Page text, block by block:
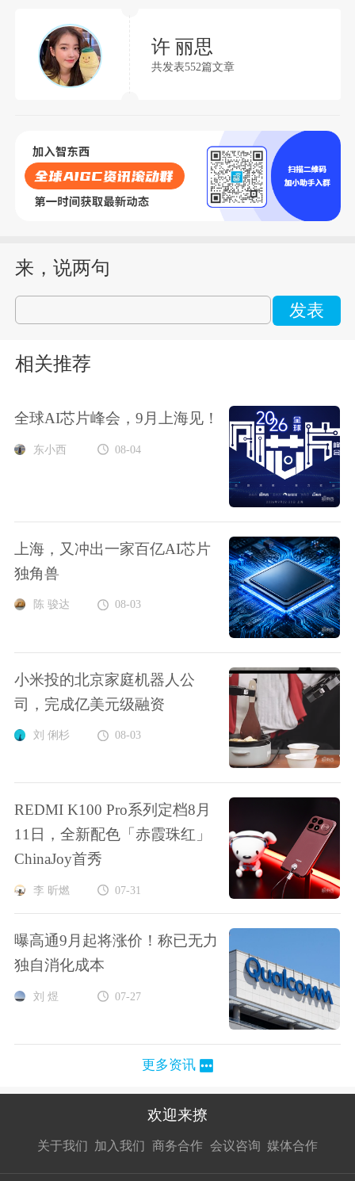
许 丽思
共发表552篇文章
来，说两句
发表
相关推荐
全球AI芯片峰会，9月上海见！
东小西 08-04
上海，又冲出一家百亿AI芯片
独角兽
陈 骏达 08-03
小米投的北京家庭机器人公
司，完成亿美元级融资
刘 俐杉 08-03
REDMI K100 Pro系列定档8月
11日，全新配色「赤霞珠红」
ChinaJoy首秀
李 昕燃 07-31
曝高通9月起将涨价！称已无力
独自消化成本
刘 煜 07-27
更多资讯
欢迎来撩
关于我们 加入我们
接扔简历
商务合作
接开聊
会议咨询 媒体合作
接开聊